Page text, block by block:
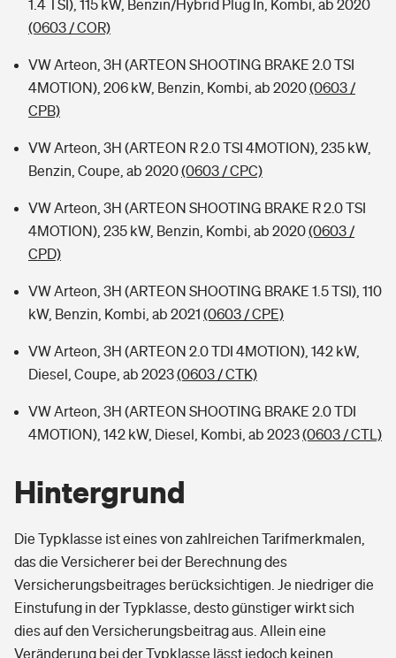
1.4 TSI), 115 kW, Benzin/Hybrid Plug In, Kombi, ab 2020
(0603 / COR)
VW Arteon, 3H (ARTEON SHOOTING BRAKE 2.0 TSI
4MOTION), 206 kW, Benzin, Kombi, ab 2020(0603 /
CPB)
VW Arteon, 3H (ARTEON R 2.0 TSI 4MOTION), 235 kW,
Benzin, Coupe, ab 2020(0603 / CPC)
VW Arteon, 3H (ARTEON SHOOTING BRAKE R 2.0 TSI
4MOTION), 235 kW, Benzin, Kombi, ab 2020(0603 /
CPD)
VW Arteon, 3H (ARTEON SHOOTING BRAKE 1.5 TSI), 110
kW, Benzin, Kombi, ab 2021 (0603 / CPE)
VW Arteon, 3H (ARTEON 2.0 TDI 4MOTION), 142 kW,
Diesel, Coupe, ab 2023(0603 / CTK)
VW Arteon, 3H (ARTEON SHOOTING BRAKE 2.0 TDI
4MOTION), 142 kW, Diesel, Kombi, ab 2023(0603 / CTL)
Hintergrund
Die Typklasse ist eines von zahlreichen Tarifmerkmalen,
das die Versicherer bei der Berechnung des
Versicherungsbeitrages berücksichtigen. Je niedriger die
Einstufung in der Typklasse, desto günstiger wirkt sich
dies auf den Versicherungsbeitrag aus. Allein eine
Veränderung bei der Typklasse lässt jedoch keinen